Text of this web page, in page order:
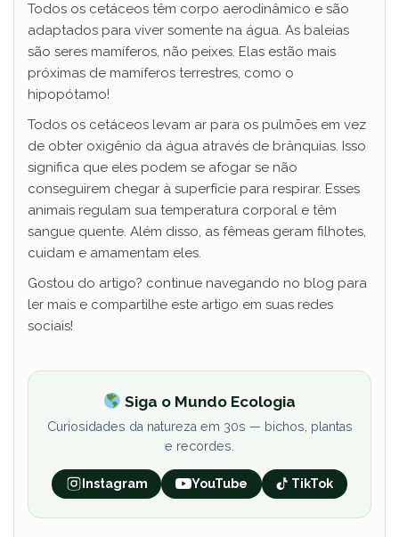
Todos os cetáceos têm corpo aerodinâmico e são
adaptados para viver somente na água. As baleias
são seres mamíferos, não peixes. Elas estão mais
próximas de mamíferos terrestres, como o
hipopótamo!
Todos os cetáceos levam ar para os pulmões em vez
de obter oxigênio da água através de brânquias. Isso
significa que eles podem se afogar se não
conseguirem chegar à superfície para respirar. Esses
animais regulam sua temperatura corporal e têm
sangue quente. Além disso, as fêmeas geram filhotes,
cuidam e amamentam eles.
Gostou do artigo? continue navegando no blog para
ler mais e compartilhe este artigo em suas redes
sociais!
Siga o Mundo Ecologia
Curiosidades da natureza em 30s — bichos, plantas
e recordes.
Instagram YouTube TikTok